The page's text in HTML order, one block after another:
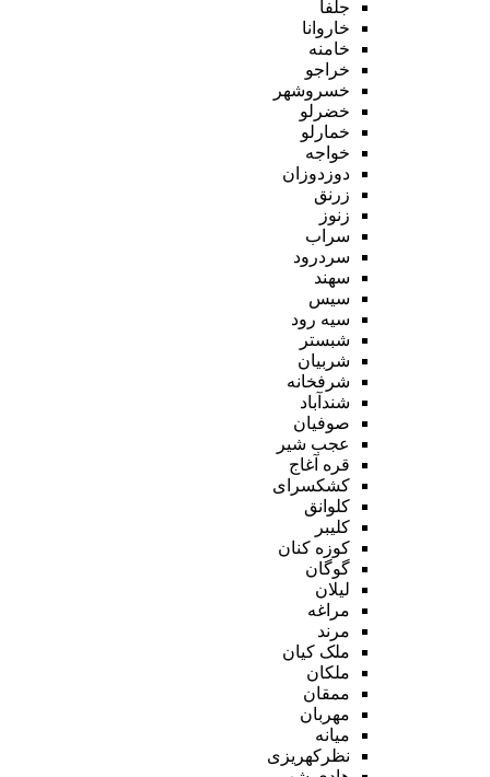
جلفا
خاروانا
خامنه
خراجو
خسروشهر
خضرلو
خمارلو
خواجه
دوزدوزان
زرنق
زنوز
سراب
سردرود
سهند
سیس
سیه رود
شبستر
شربیان
شرفخانه
شندآباد
صوفیان
عجب شیر
قره آغاج
کشکسرای
کلوانق
کلیبر
کوزه کنان
گوگان
لیلان
مراغه
مرند
ملک کیان
ملکان
ممقان
مهربان
میانه
نظرکهریزی